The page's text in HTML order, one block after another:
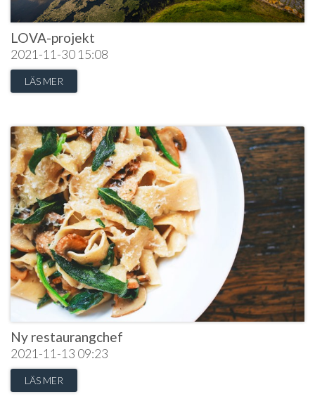
LOVA-projekt
2021-11-30 15:08
LÄS MER
Ny restaurangchef
2021-11-13 09:23
LÄS MER